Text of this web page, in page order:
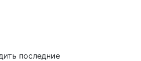
последние